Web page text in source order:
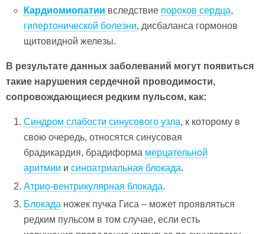
Кардиомиопатии вследствие пороков сердца,
гипертонической болезни, дисбаланса гормонов
щитовидной железы.
В результате данных заболеваний могут появиться
такие нарушения сердечной проводимости,
сопровождающиеся редким пульсом, как:
Синдром слабости синусового узла, к которому в
свою очередь, относятся синусовая
брадикардия, брадиформа мерцательной
аритмии исиноатриальная блокада.
Атрио-вентрикулярная блокада.
Блокада ножек пучка Гиса – может проявляться
редким пульсом в том случае, если есть